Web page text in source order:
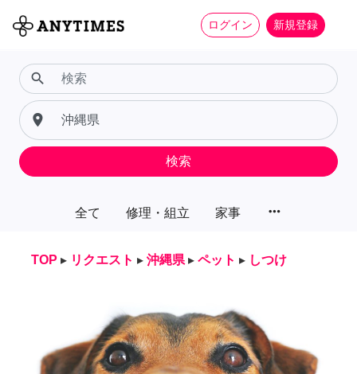
ログイン 新規登録
全て 修理・組立 家事 more_horiz
search
place
検索
TOP ▸ リクエスト ▸ 沖縄県 ▸ ペット ▸ しつけ